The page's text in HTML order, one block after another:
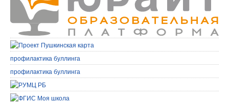
профилактика буллинга
профилактика буллинга